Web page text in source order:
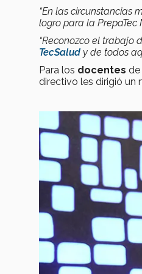
“En las circunstancias
logro para la PrepaTec
“Reconozco el trabajo
TecSalud y de todos
Para los docentes de
directivo les dirigió un